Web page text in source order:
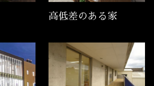
高低差のある家